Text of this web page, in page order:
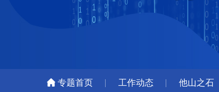
专题首页 工作动态 他山之石